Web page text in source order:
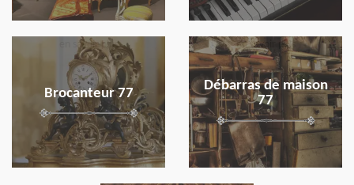
Brocanteur 77
en savoir plus
Débarras de maison
77
en savoir plus